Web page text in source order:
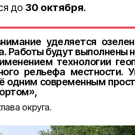
до 30 октября.
уделяется
Работы будут выполнены
технологии
рельефа местности.
одним современным
округа.